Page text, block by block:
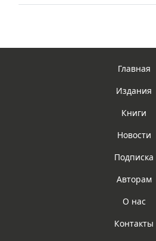
Главная
Издания
Книги
Новости
Подписка
Авторам
О нас
Контакты